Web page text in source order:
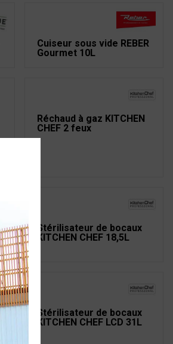
Cuiseur sous vide REBER
Gourmet 10L
Réchaud à gaz KITCHEN
CHEF 2 feux
Stérilisateur de bocaux
KITCHEN CHEF 18,5L
Stérilisateur de bocaux
KITCHEN CHEF LCD 31L